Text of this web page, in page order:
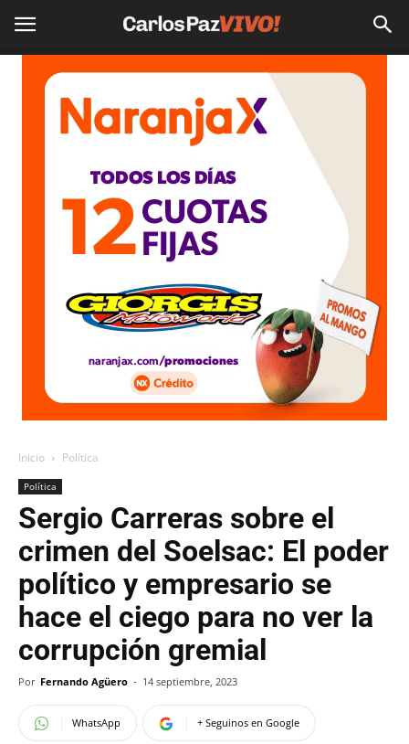
Inicio Política
Política
Sergio Carreras sobre el
crimen del Soelsac: El poder
político y empresario se
hace el ciego para no ver la
corrupción gremial
Por Fernando Agüero - 14 septiembre, 2023
WhatsApp + Seguinos en Google